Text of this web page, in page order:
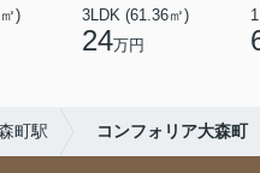
)
3LDK (61.36㎡)
24万円
町駅 コンフォリア大森町